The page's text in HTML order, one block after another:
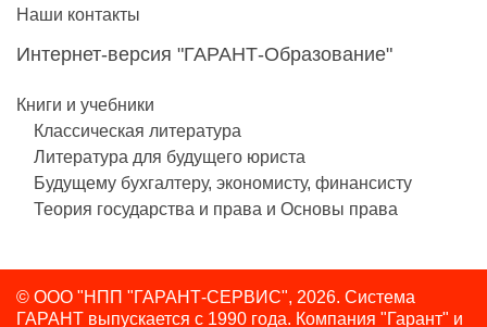
Наши контакты
Интернет-версия "ГАРАНТ-Образование"
Книги и учебники
Классическая литература
Литература для будущего юриста
Будущему бухгалтеру, экономисту, финансисту
Теория государства и права и Основы права
© ООО "НПП "ГАРАНТ-СЕРВИС", 2026. Система
ГАРАНТ выпускается с 1990 года. Компания "Гарант" и